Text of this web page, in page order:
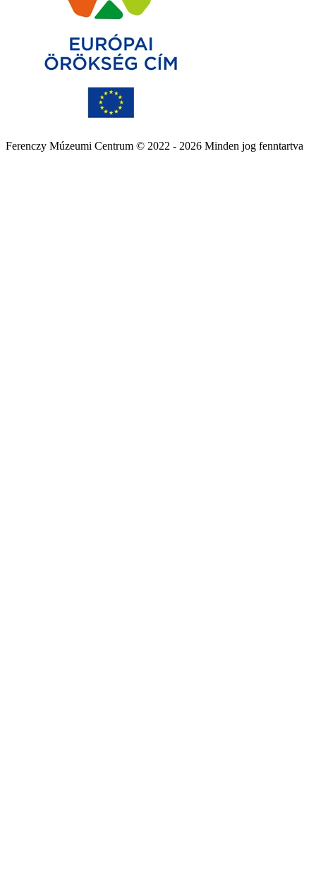
Ferenczy Múzeumi Centrum © 2022 - 2026 Minden jog fenntartva